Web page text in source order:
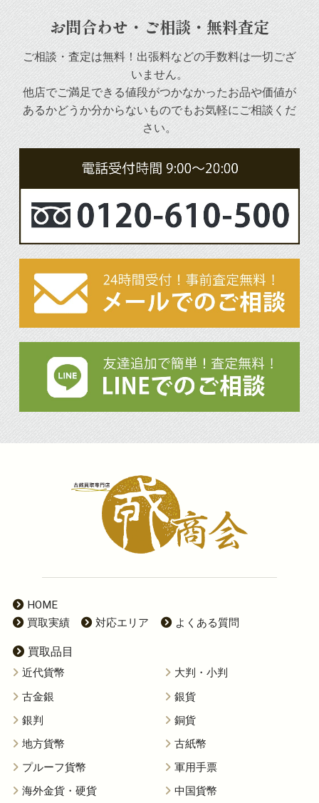
お問合わせ・ご相談・無料査定
ご相談・査定は無料！出張料などの手数料は一切ござ
いません。
他店でご満足できる値段がつかなかったお品や価値が
あるかどうか分からないものでもお気軽にご相談くだ
さい。
HOME
買取実績
対応エリア よくある質問
買取品目
近代貨幣
大判・小判
古金銀
銀貨
銀判
銅貨
地方貨幣
古紙幣
プルーフ貨幣
軍用手票
海外金貨・硬貨
中国貨幣